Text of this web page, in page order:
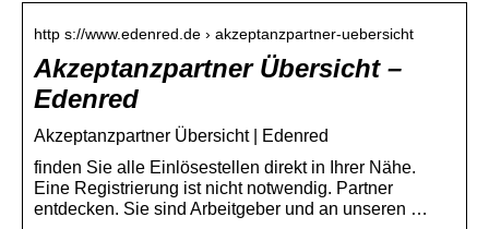
http s://www.edenred.de › akzeptanzpartner-uebersicht
Akzeptanzpartner Übersicht –
Edenred
Akzeptanzpartner Übersicht | Edenred
finden Sie alle Einlösestellen direkt in Ihrer Nähe.
Eine Registrierung ist nicht notwendig. Partner
entdecken. Sie sind Arbeitgeber und an unseren …